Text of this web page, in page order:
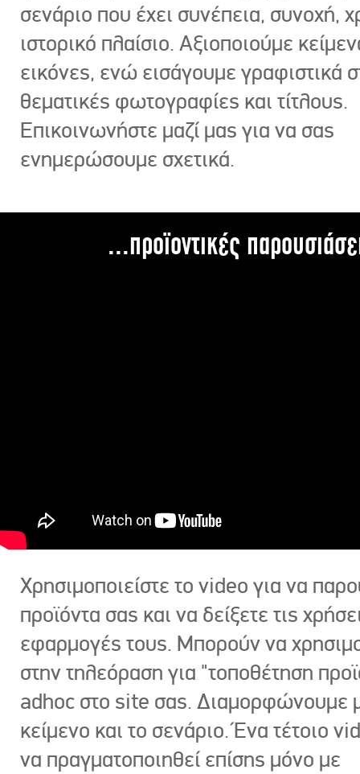
σενάριο που έχει συνέπεια, συνοχή,
ιστορικό πλαίσιο. Αξιοποιούμε
εικόνες, ενώ εισάγουμε γραφιστικά
θεματικές φωτογραφίες και τίτλους.
Επικοινωνήστε μαζί μας για να σας
ενημερώσουμε σχετικά.
...προϊοντικές
Χρησιμοποιείστε το video για να
προϊόντα σας και να δείξετε τις
εφαρμογές τους. Μπορούν να
στην τηλεόραση για "τοποθέτηση
adhoc στο site σας. Διαμορφώνουμε
κείμενο και το σενάριο. Ένα τέτοιο
να πραγματοποιηθεί επίσης μόνο με